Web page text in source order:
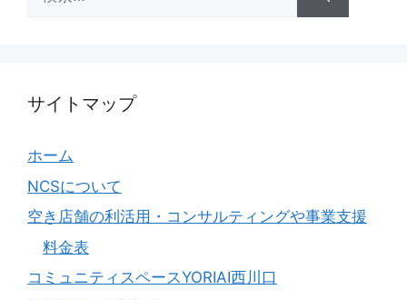
索:
サイトマップ
ホーム
NCSについて
空き店舗の利活用・コンサルティングや事業支援
料金表
コミュニティスペースYORIAI西川口